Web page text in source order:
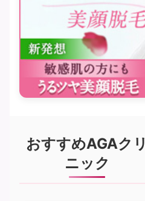
おすすめAGAクリ
ニック